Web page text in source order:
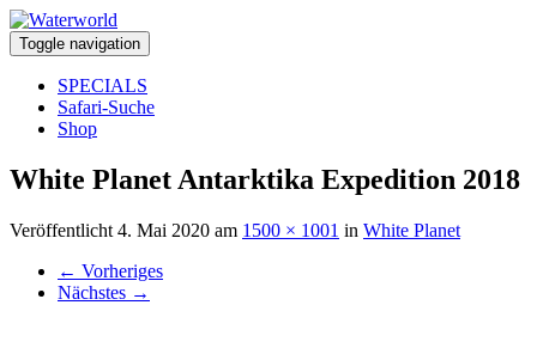
Toggle navigation
SPECIALS
Safari-Suche
Shop
White Planet Antarktika Expedition 2018
Veröffentlicht 4. Mai 2020 am 1500 × 1001 in White Planet
← Vorheriges
Nächstes →